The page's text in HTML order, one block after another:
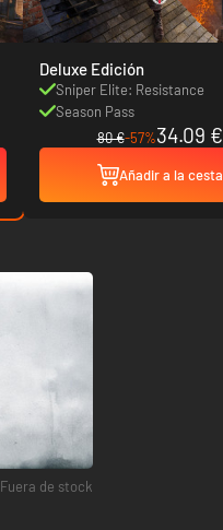
Deluxe Edición
Sniper Elite: Resistance
Season Pass
80 €-57%34.09 €
Añadir a la cesta
Fuera de stock